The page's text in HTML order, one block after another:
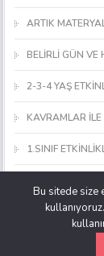
ARTIK
BELİRLİ GÜN VE
2-3-4 YAŞ
KAVRAMLAR İLE
1.SINIF
OKUL ÖNCESİ
Bu sitede size